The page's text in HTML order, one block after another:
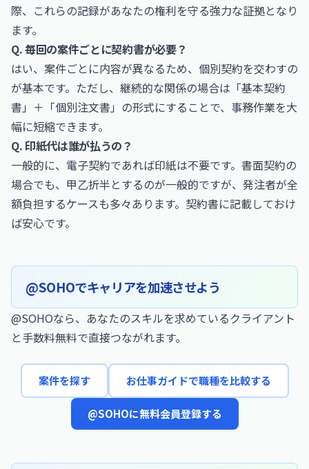
際、これらの記録があなたの権利を守る強力な証拠となり
ます。
Q. 毎回の案件ごとに契約書が必要？
はい、案件ごとに内容が異なるため、個別契約を交わすの
が基本です。ただし、継続的な関係の場合は「基本契約
書」＋「個別注文書」の形式にすることで、事務作業を大
幅に短縮できます。
Q. 印紙代は誰が払うの？
一般的に、電子契約であれば印紙は不要です。書面契約の
場合でも、甲乙折半とするのが一般的ですが、発注者が全
額負担するケースも多々あります。契約書に記載しておけ
ば安心です。
@SOHOでキャリアを加速させよう
@SOHOなら、あなたのスキルを求めているクライアント
と手数料無料で直接つながれます。
案件を探す お仕事ガイドで職種を比較する
@SOHOに無料会員登録する